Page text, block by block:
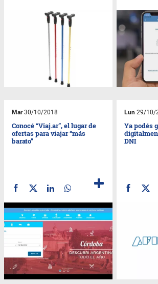
Mar30/10/2018
Conocé “Viaj.ar”, el lugar de
ofertas para viajar “más
barato”
Lun 29/10/
Ya podés
DNI